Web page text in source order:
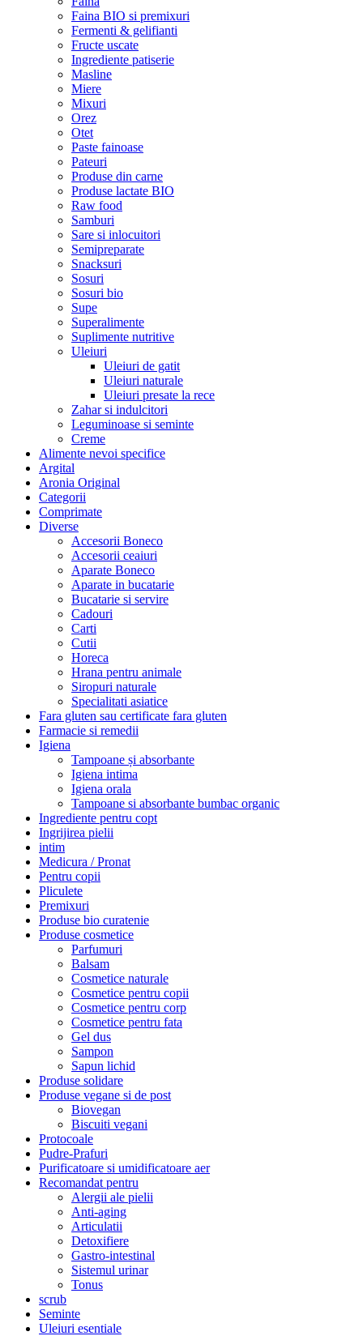
Faina BIO si premixuri
Fermenti & gelifianti
Fructe uscate
Ingrediente patiserie
Masline
Miere
Mixuri
Orez
Otet
Paste fainoase
Pateuri
Produse din carne
Produse lactate BIO
Raw food
Samburi
Sare si inlocuitori
Semipreparate
Snacksuri
Sosuri
Sosuri bio
Supe
Superalimente
Suplimente nutritive
Uleiuri
Uleiuri de gatit
Uleiuri naturale
Uleiuri presate la rece
Zahar si indulcitori
Leguminoase si seminte
Creme
Alimente nevoi specifice
Argital
Aronia Original
Categorii
Comprimate
Diverse
Accesorii Boneco
Accesorii ceaiuri
Aparate Boneco
Aparate in bucatarie
Bucatarie si servire
Cadouri
Carti
Cutii
Horeca
Hrana pentru animale
Siropuri naturale
Specialitati asiatice
Fara gluten sau certificate fara gluten
Farmacie si remedii
Igiena
Tampoane și absorbante
Igiena intima
Igiena orala
Tampoane si absorbante bumbac organic
Ingrediente pentru copt
Ingrijirea pielii
intim
Medicura / Pronat
Pentru copii
Pliculete
Premixuri
Produse bio curatenie
Produse cosmetice
Parfumuri
Balsam
Cosmetice naturale
Cosmetice pentru copii
Cosmetice pentru corp
Cosmetice pentru fata
Gel dus
Sampon
Sapun lichid
Produse solidare
Produse vegane si de post
Biovegan
Biscuiti vegani
Protocoale
Pudre-Prafuri
Purificatoare si umidificatoare aer
Recomandat pentru
Alergii ale pielii
Anti-aging
Articulatii
Detoxifiere
Gastro-intestinal
Sistemul urinar
Tonus
scrub
Seminte
Uleiuri esentiale